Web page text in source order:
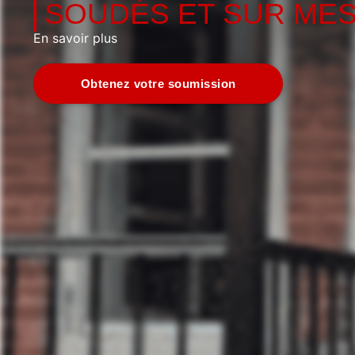
SOUDÉS ET SUR
En savoir plus
Obtenez votre soumission